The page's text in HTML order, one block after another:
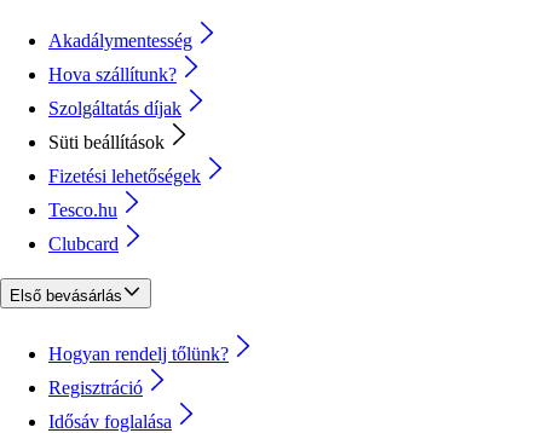
Akadálymentesség
Hova szállítunk?
Szolgáltatás díjak
Süti beállítások
Fizetési lehetőségek
Tesco.hu
Clubcard
Első bevásárlás
Hogyan rendelj tőlünk?
Regisztráció
Idősáv foglalása